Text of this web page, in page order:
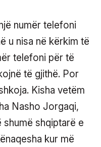
numër telefoni
u nisa në kërkim të
telefoni për të
të gjithë. Por
Kisha vetëm
Nasho Jorgaqi,
shqiptarë e
kur më